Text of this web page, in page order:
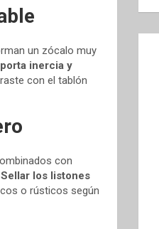
un zócalo muy
inercia y
con el tablón
con
Sellar los listones
o rústicos según